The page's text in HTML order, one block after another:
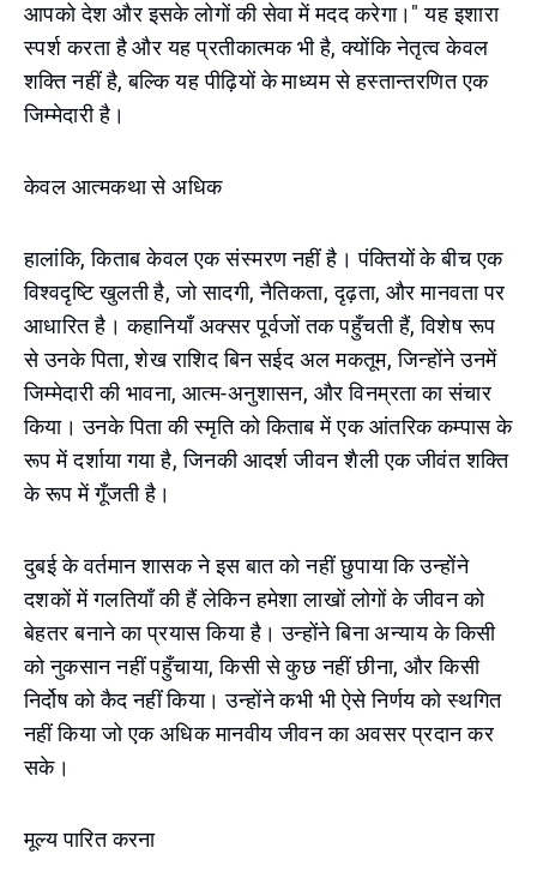
आपको देश और इसके लोगों की सेवा में मदद करेगा।" यह इशारा
स्पर्श करता है और यह प्रतीकात्मक भी है, क्योंकि नेतृत्व केवल
शक्ति नहीं है, बल्कि यह पीढ़ियों के माध्यम से हस्तान्तरणित एक
जिम्मेदारी है।
केवल आत्मकथा से अधिक
हालांकि, किताब केवल एक संस्मरण नहीं है। पंक्तियों के बीच एक
विश्वदृष्टि खुलती है, जो सादगी, नैतिकता, दृढ़ता, और मानवता पर
आधारित है। कहानियाँ अक्सर पूर्वजों तक पहुँचती हैं, विशेष रूप
से उनके पिता, शेख राशिद बिन सईद अल मकतूम, जिन्होंने उनमें
जिम्मेदारी की भावना, आत्म-अनुशासन, और विनम्रता का संचार
किया। उनके पिता की स्मृति को किताब में एक आंतरिक कम्पास के
रूप में दर्शाया गया है, जिनकी आदर्श जीवन शैली एक जीवंत शक्ति
के रूप में गूँजती है।
दुबई के वर्तमान शासक ने इस बात को नहीं छुपाया कि उन्होंने
दशकों में गलतियाँ की हैं लेकिन हमेशा लाखों लोगों के जीवन को
बेहतर बनाने का प्रयास किया है। उन्होंने बिना अन्याय के किसी
को नुकसान नहीं पहुँचाया, किसी से कुछ नहीं छीना, और किसी
निर्दोष को कैद नहीं किया। उन्होंने कभी भी ऐसे निर्णय को स्थगित
नहीं किया जो एक अधिक मानवीय जीवन का अवसर प्रदान कर
सके।
मूल्य पारित करना